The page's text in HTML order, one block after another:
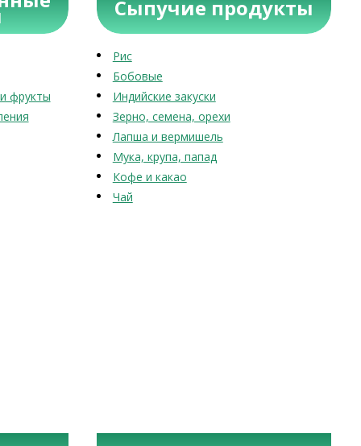
фрукты
Сыпучие продукты
Рис
Бобовые
Индийские закуски
Зерно, семена, орехи
Лапша и вермишель
Мука, крупа, папад
Кофе и какао
Чай